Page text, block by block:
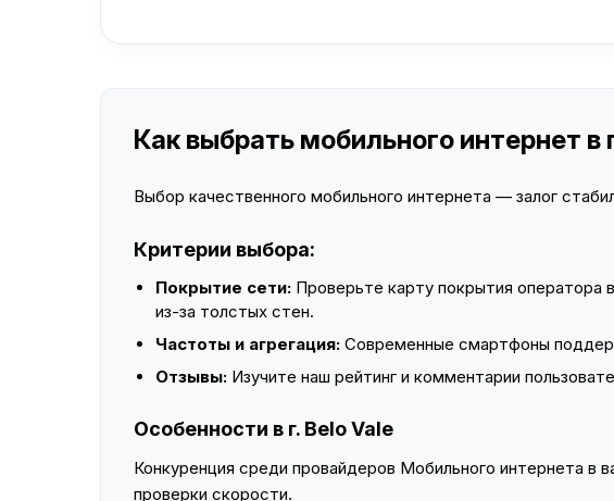
Как выбрать мобильного интернет в
Выбор качественного мобильного интернета — залог
Критерии выбора:
Покрытие сети: Проверьте карту покрытия
из-за толстых стен.
Частоты и агрегация: Современные смартфоны
Отзывы: Изучите наш рейтинг и комментарии
Особенности в г. Belo Vale
Конкуренция среди провайдеров Мобильного интернета в
проверки скорости.